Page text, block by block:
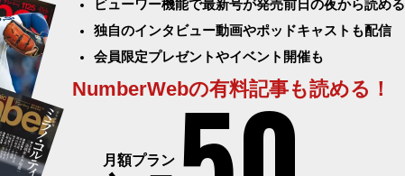
ビューワー機能で最新号が発売前日の夜から読める
独自のインタビュー動画やポッドキャストも配信
会員限定プレゼントやイベント開催も
NumberWebの有料記事も読める！
月額プラン